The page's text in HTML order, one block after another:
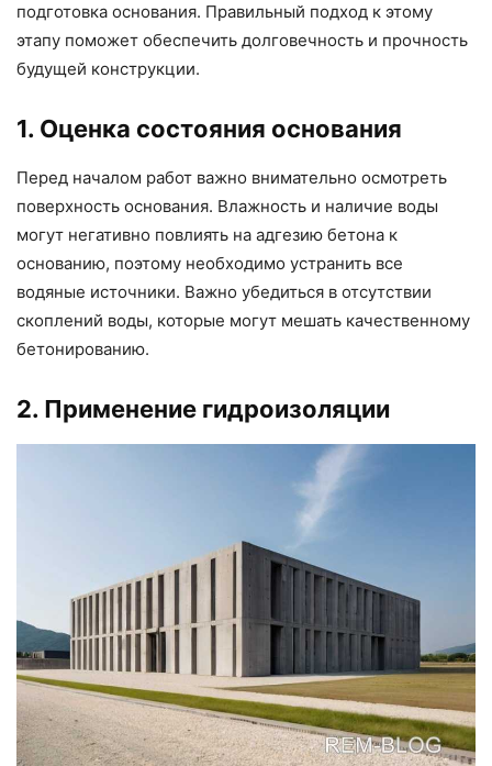
подготовка основания. Правильный подход к этому
этапу поможет обеспечить долговечность и прочность
будущей конструкции.
1. Оценка состояния основания
Перед началом работ важно внимательно осмотреть
поверхность основания. Влажность и наличие воды
могут негативно повлиять на адгезию бетона к
основанию, поэтому необходимо устранить все
водяные источники. Важно убедиться в отсутствии
скоплений воды, которые могут мешать качественному
бетонированию.
2. Применение гидроизоляции